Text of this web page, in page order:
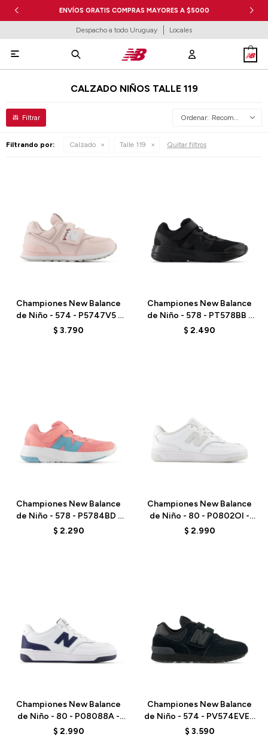
ENVÍOS GRATIS COMPRAS MAYORES A $5000
Despacho a todo Uruguay Locales

CALZADO NIÑOS TALLE 119
Recomendados
Filtrando por: Calzado Talle 119 Quitar filtros
Championes New Balance
de Niño - 574 - P5747V5 -
PINK
$ 3.790
Championes New Balance
de Niño - 578 - PT578BB -
BLACK
$ 2.490
Championes New Balance
de Niño - 578 - P5784BD -
PINK
$ 2.290
Championes New Balance
de Niño - 80 - P0802OI -
WHITE
$ 2.990
Championes New Balance
de Niño - 80 - P08088A -
WHITE
$ 2.990
Championes New Balance
de Niño - 574 - PV574EVE -
BLACK
$ 3.590